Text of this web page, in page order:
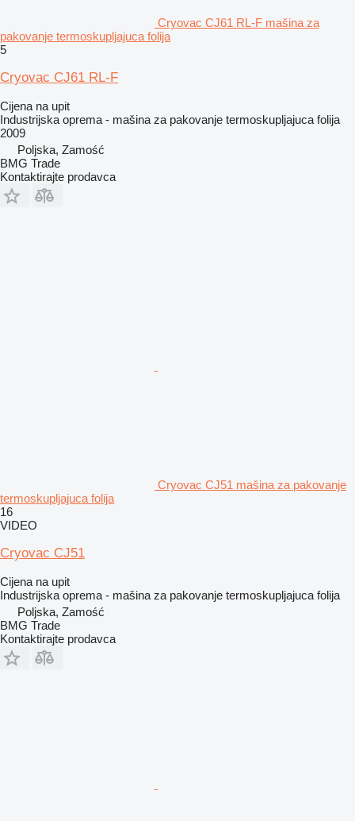
Cryovac CJ61 RL-F mašina za
pakovanje termoskupljajuca folija
5
Cryovac CJ61 RL-F
Cijena na upit
Industrijska oprema - mašina za pakovanje termoskupljajuca folija
2009
Poljska, Zamość
BMG Trade
Kontaktirajte prodavca
Cryovac CJ51 mašina za pakovanje
termoskupljajuca folija
16
VIDEO
Cryovac CJ51
Cijena na upit
Industrijska oprema - mašina za pakovanje termoskupljajuca folija
Poljska, Zamość
BMG Trade
Kontaktirajte prodavca